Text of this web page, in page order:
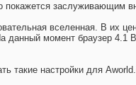
покажется заслуживающим
вселенная. В их
данный момент браузер 4.1
такие настройки для